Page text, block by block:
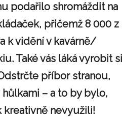
podařilo shromáždit na
přičemž 8 000 z
k vidění v kavárně/
Také vás láká vyrobit si
příbor stranou,
– a to by bylo,
kreativně nevyužili!